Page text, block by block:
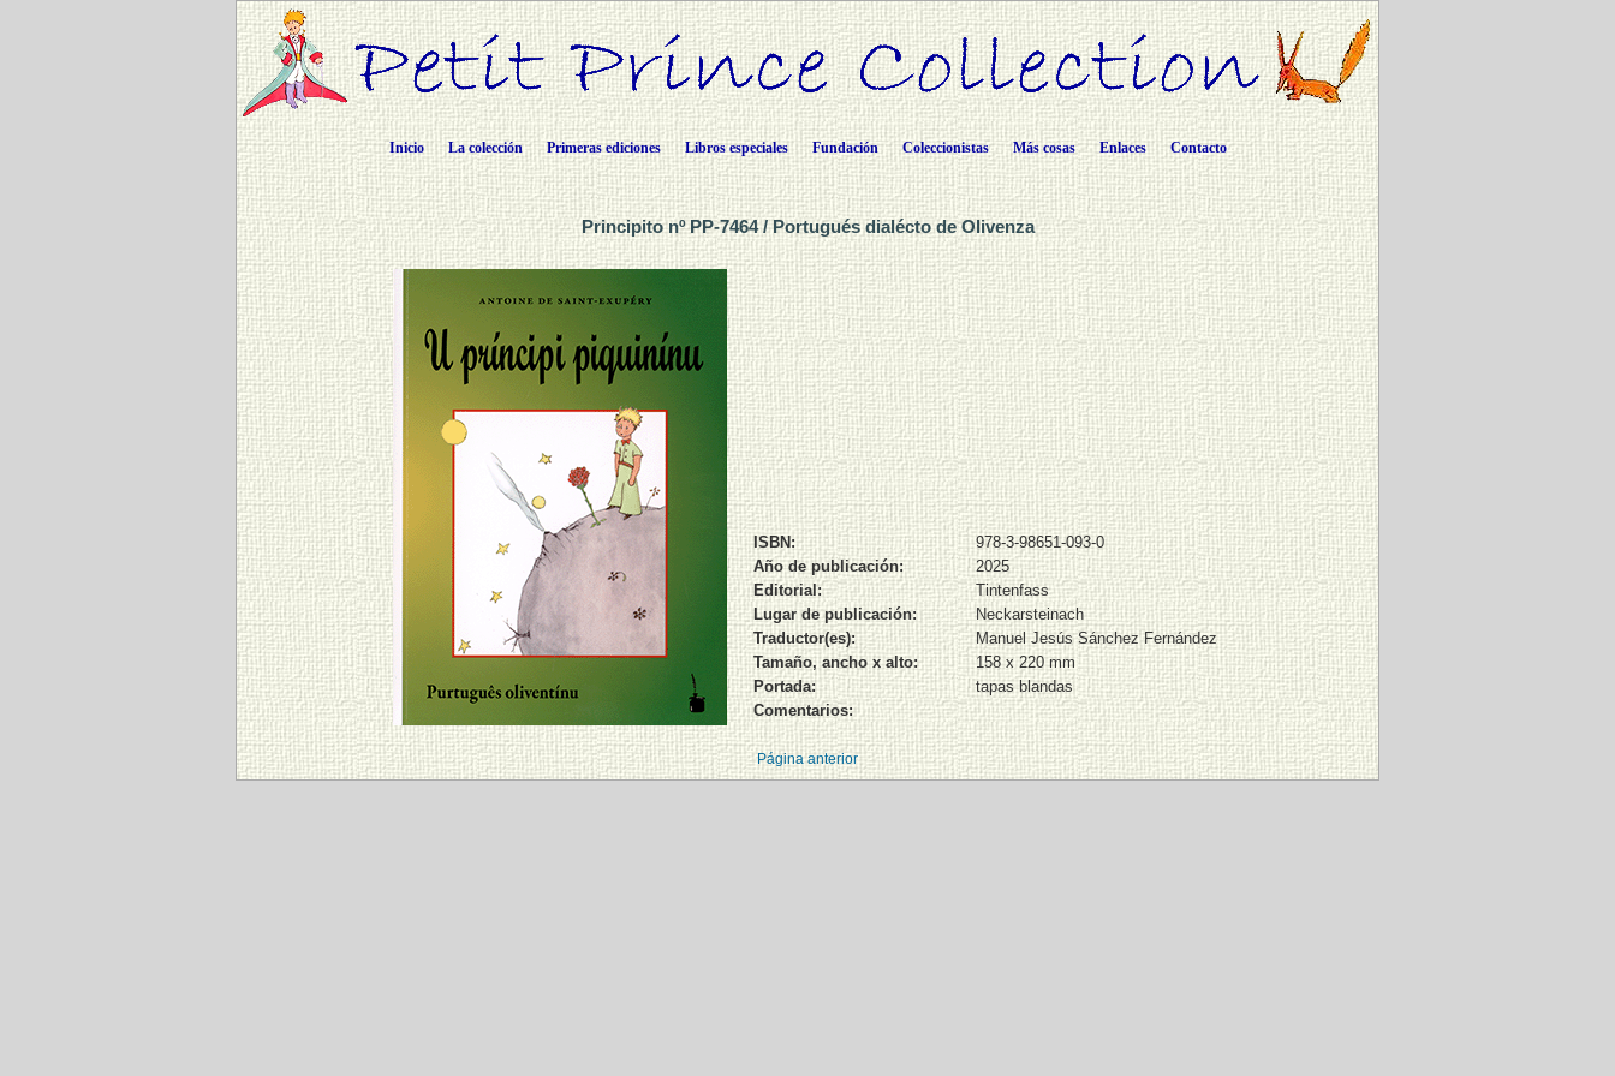
Inicio La colección Primeras ediciones Libros especiales Fundación Coleccionistas Más cosas Enlaces Contacto
Principito nº PP-7464 / Portugués dialécto de Olivenza
ISBN:
978-3-98651-093-0
Año de publicación:
2025
Editorial:
Tintenfass
Lugar de publicación:
Neckarsteinach
Traductor(es):
Manuel Jesús Sánchez Fernández
Tamaño, ancho x alto:
158 x 220 mm
Portada:
tapas blandas
Comentarios:
Página anterior